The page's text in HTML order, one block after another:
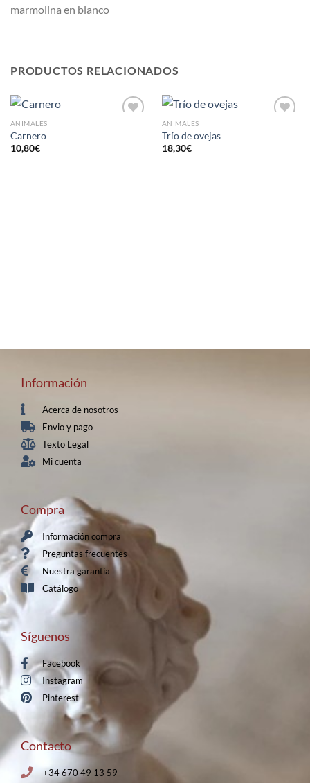
marmolina en blanco
PRODUCTOS RELACIONADOS
ANIMALES
Carnero
10,80€
ANIMALES
Trío de ovejas
18,30€
Información
Acerca de nosotros
Envio y pago
Texto Legal
Mi cuenta
Compra
Información compra
Preguntas frecuentes
Nuestra garantía
Catálogo
Síguenos
Facebook
Instagram
Pinterest
Contacto
+34 670 49 13 59